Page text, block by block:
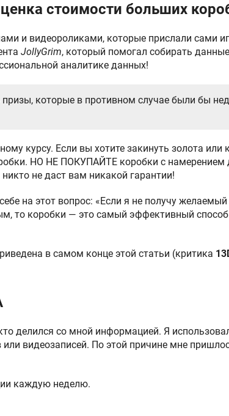
стоимости больших
и видеороликами, которые прислали сами
JollyGrim, который помогал собирать
аналитике данных!
которые в противном случае были бы
курсу. Если вы хотите закинуть золота или
НО НЕ ПОКУПАЙТЕ коробки с намерением
не даст вам никакой гарантии!
на этот вопрос: «Если я не получу
то коробки — это самый эффективный
в самом конце этой статьи (критика
делился со мной информацией. Я
видеозаписей. По этой причине мне
каждую неделю.